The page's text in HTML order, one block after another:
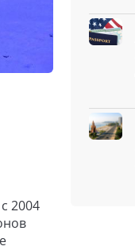
2004